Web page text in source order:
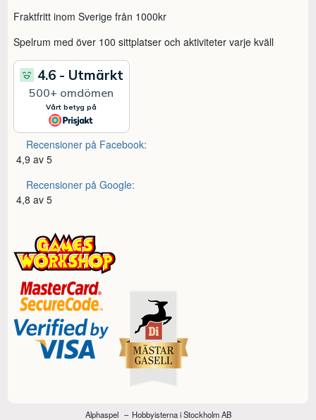
Fraktfritt inom Sverige från 1000kr
Spelrum med över 100 sittplatser och aktiviteter varje kväll
Recensioner på Facebook:
4,9 av 5
Recensioner på Google:
4,8 av 5
Alphaspel Hobbyisterna i Stockholm AB